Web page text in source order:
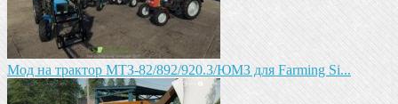
Мод на трактор МТЗ-82/892/920.3/ЮМЗ для Farming Si...